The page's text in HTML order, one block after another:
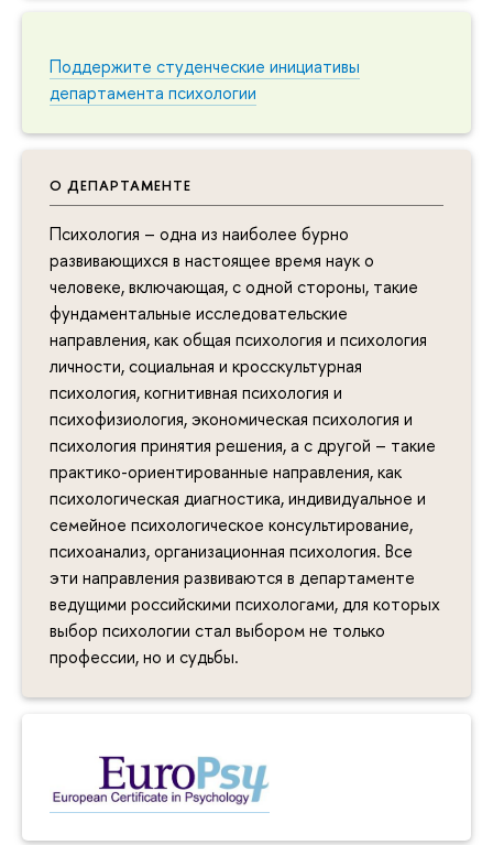
Поддержите студенческие инициативы
департамента психологии
О ДЕПАРТАМЕНТЕ
Психология – одна из наиболее бурно
развивающихся в настоящее время наук о
человеке, включающая, с одной стороны, такие
фундаментальные исследовательские
направления, как общая психология и психология
личности, социальная и кросскультурная
психология, когнитивная психология и
психофизиология, экономическая психология и
психология принятия решения, а с другой – такие
практико-ориентированные направления, как
психологическая диагностика, индивидуальное и
семейное психологическое консультирование,
психоанализ, организационная психология. Все
эти направления развиваются в департаменте
ведущими российскими психологами, для которых
выбор психологии стал выбором не только
профессии, но и судьбы.